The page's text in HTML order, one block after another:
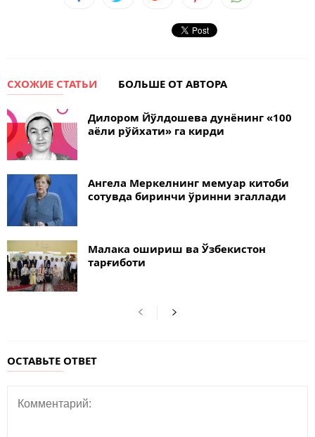
СХОЖИЕ СТАТЬИ БОЛЬШЕ ОТ АВТОРА
Дилором Йўлдошева дунёнинг «100
аёли рўйхати» га кирди
Ангела Меркелнинг мемуар китоби
сотувда биринчи ўринни эгаллади
Малака ошириш ва Ўзбекистон
тарғиботи
ОСТАВЬТЕ ОТВЕТ